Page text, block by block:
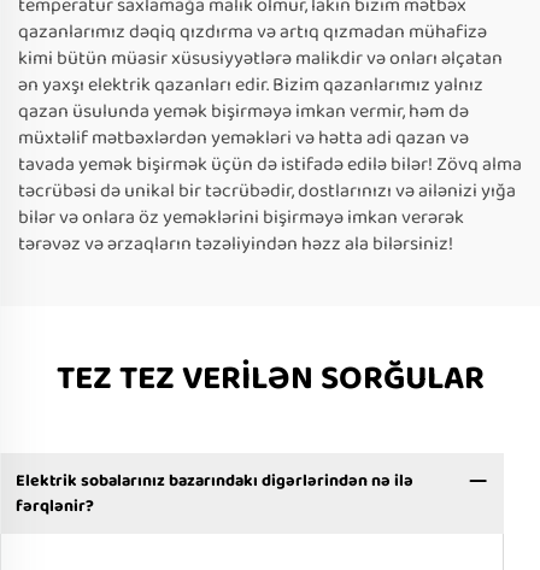
qazanlarımız dəqiq qızdırma və artıq qızmadan mühafizə
kimi bütün müasir xüsusiyyətlərə malikdir və onları əlçatan
ən yaxşı elektrik qazanları edir. Bizim qazanlarımız yalnız
qazan üsulunda yemək bişirməyə imkan vermir, həm də
müxtəlif mətbəxlərdən yeməkləri və hətta adi qazan və
tavada yemək bişirmək üçün də istifadə edilə bilər! Zövq alma
təcrübəsi də unikal bir təcrübədir, dostlarınızı və ailənizi yığa
bilər və onlara öz yeməklərini bişirməyə imkan verərək
tərəvəz və ərzaqların təzəliyindən həzz ala bilərsiniz!
TEZ TEZ VERİLƏN SORĞULAR
Elektrik sobalarınız bazarındakı digərlərindən nə ilə
fərqlənir?